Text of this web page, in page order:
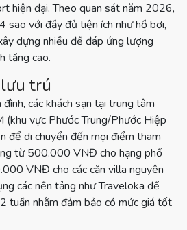
hiện đại. Theo quan sát năm 2026,
sao với đầy đủ tiện ích như hồ bơi,
dựng nhiều để đáp ứng lượng
tăng cao.
trú
các khách sạn tại trung tâm
(khu vực Phước Trung/Phước Hiệp
để di chuyển đến mọi điểm tham
từ 500.000 VNĐ cho hạng phổ
VNĐ cho các căn villa nguyên
các nền tảng như Traveloka để
tuần nhằm đảm bảo có mức giá tốt